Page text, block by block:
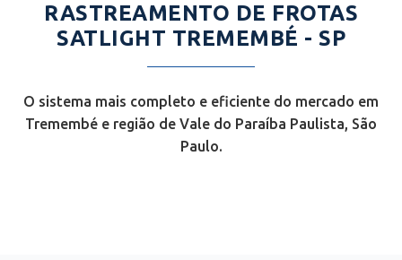
RASTREAMENTO DE FROTAS
SATLIGHT TREMEMBÉ - SP
O sistema mais completo e eficiente do mercado em
Tremembé e região de Vale do Paraíba Paulista, São
Paulo.